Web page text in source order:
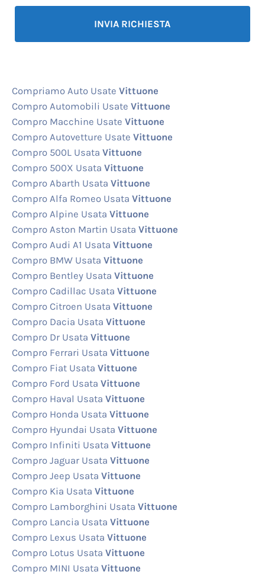
Compriamo Auto Usate Vittuone
Compro Automobili Usate Vittuone
Compro Macchine Usate Vittuone
Compro Autovetture Usate Vittuone
Compro 500L Usata Vittuone
Compro 500X Usata Vittuone
Compro Abarth Usata Vittuone
Compro Alfa Romeo Usata Vittuone
Compro Alpine Usata Vittuone
Compro Aston Martin Usata Vittuone
Compro Audi A1 Usata Vittuone
Compro BMW Usata Vittuone
Compro Bentley Usata Vittuone
Compro Cadillac Usata Vittuone
Compro Citroen Usata Vittuone
Compro Dacia Usata Vittuone
Compro Dr Usata Vittuone
Compro Ferrari Usata Vittuone
Compro Fiat Usata Vittuone
Compro Ford Usata Vittuone
Compro Haval Usata Vittuone
Compro Honda Usata Vittuone
Compro Hyundai Usata Vittuone
Compro Infiniti Usata Vittuone
Compro Jaguar Usata Vittuone
Compro Jeep Usata Vittuone
Compro Kia Usata Vittuone
Compro Lamborghini Usata Vittuone
Compro Lancia Usata Vittuone
Compro Lexus Usata Vittuone
Compro Lotus Usata Vittuone
Compro MINI Usata Vittuone